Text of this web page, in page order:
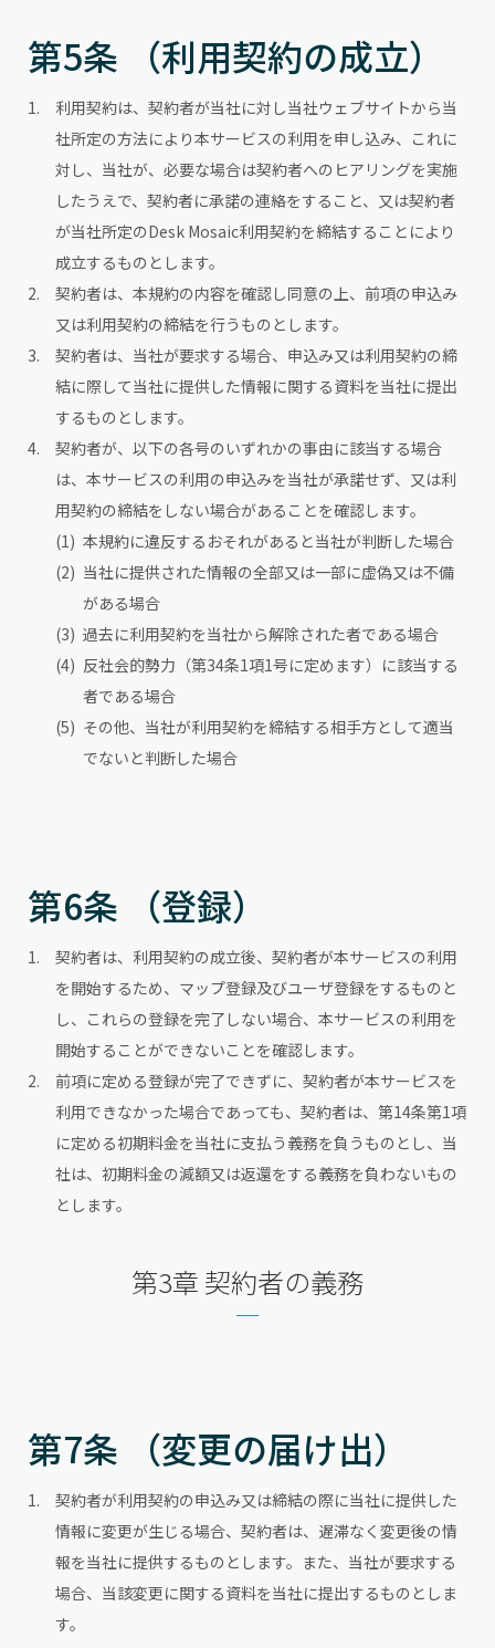
第5条 （利用契約の成立）
利用契約は、契約者が当社に対し当社ウェブサイトから当
社所定の方法により本サービスの利用を申し込み、これに
対し、当社が、必要な場合は契約者へのヒアリングを実施
したうえで、契約者に承諾の連絡をすること、又は契約者
が当社所定のDesk Mosaic利用契約を締結することにより
成立するものとします。
契約者は、本規約の内容を確認し同意の上、前項の申込み
又は利用契約の締結を行うものとします。
契約者は、当社が要求する場合、申込み又は利用契約の締
結に際して当社に提供した情報に関する資料を当社に提出
するものとします。
契約者が、以下の各号のいずれかの事由に該当する場合
は、本サービスの利用の申込みを当社が承諾せず、又は利
用契約の締結をしない場合があることを確認します。
本規約に違反するおそれがあると当社が判断した場合
当社に提供された情報の全部又は一部に虚偽又は不備
がある場合
過去に利用契約を当社から解除された者である場合
反社会的勢力（第34条1項1号に定めます）に該当する
者である場合
その他、当社が利用契約を締結する相手方として適当
でないと判断した場合
第6条 （登録）
契約者は、利用契約の成立後、契約者が本サービスの利用
を開始するため、マップ登録及びユーザ登録をするものと
し、これらの登録を完了しない場合、本サービスの利用を
開始することができないことを確認します。
前項に定める登録が完了できずに、契約者が本サービスを
利用できなかった場合であっても、契約者は、第14条第1項
に定める初期料金を当社に支払う義務を負うものとし、当
社は、初期料金の減額又は返還をする義務を負わないもの
とします。
第3章 契約者の義務
第7条 （変更の届け出）
契約者が利用契約の申込み又は締結の際に当社に提供した
情報に変更が生じる場合、契約者は、遅滞なく変更後の情
報を当社に提供するものとします。また、当社が要求する
場合、当該変更に関する資料を当社に提出するものとしま
す。